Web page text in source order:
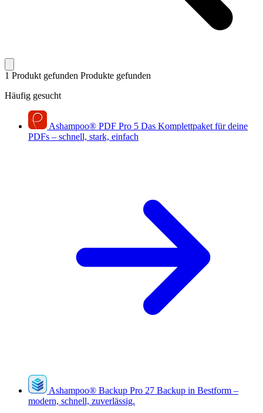
1 Produkt gefunden Produkte gefunden
Häufig gesucht
Ashampoo® PDF Pro 5 Das Komplettpaket für deine
PDFs – schnell, stark, einfach
Ashampoo® Backup Pro 27 Backup in Bestform –
modern, schnell, zuverlässig.